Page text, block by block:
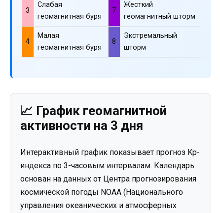
3
Слабая
геомагнитная буря
7
Жесткий
геомагнитный шторм
4
Малая
геомагнитная буря
8
Экстремальный
шторм
📈 График геомагнитной
активности на 3 дня
Интерактивный график показывает прогноз Kp-
индекса по 3-часовым интервалам. Календарь
основан на данных от Центра прогнозирования
космической погоды NOAA (Национального
управления океанических и атмосферных